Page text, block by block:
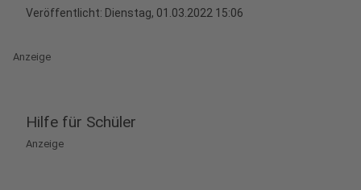
Veröffentlicht: Dienstag, 01.03.2022 15:06
Anzeige
Hilfe für Schüler
Anzeige